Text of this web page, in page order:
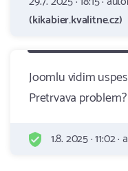
(kikabier.kvalitne.cz)
Joomlu vidim
Pretrvava problem?
1.8. 2025 · 11:02 ·